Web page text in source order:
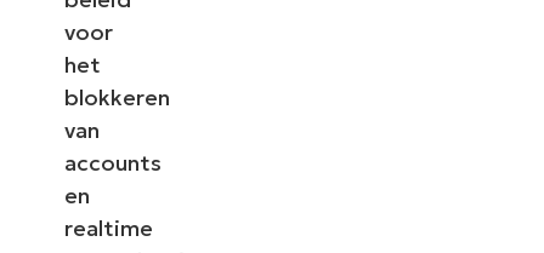
voor
het
blokkeren
van
accounts
en
realtime